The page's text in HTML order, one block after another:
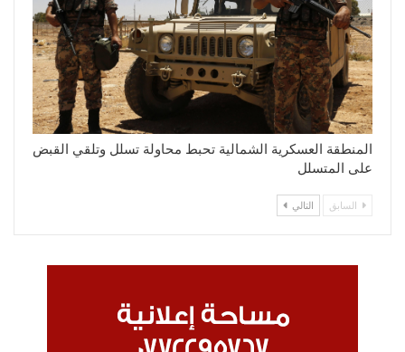
المنطقة العسكرية الشمالية تحبط محاولة تسلل وتلقي القبض
على المتسلل
السابق التالي